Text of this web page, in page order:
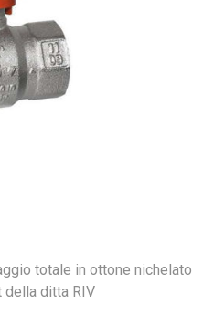
totale in ottone nichelato
della ditta RIV